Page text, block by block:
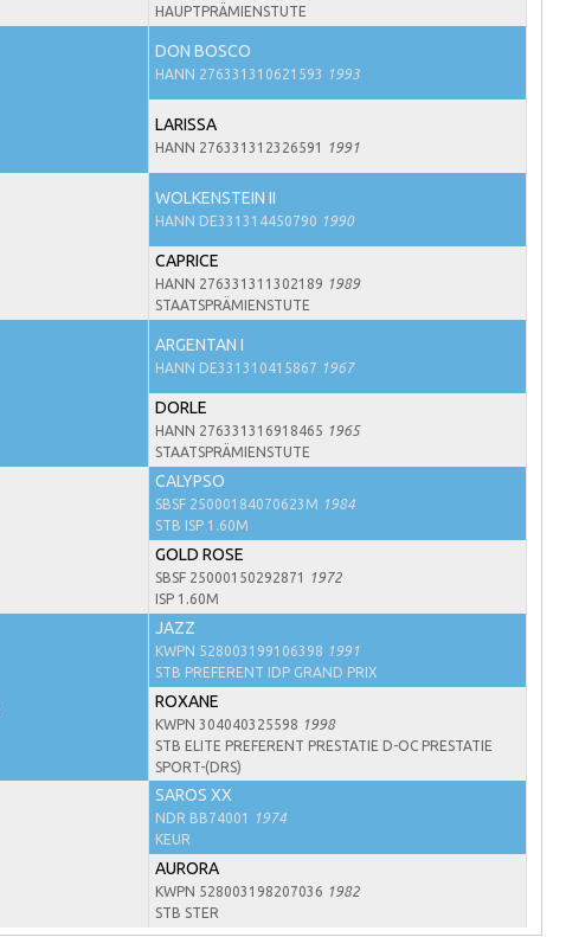
HAUPTPRÄMIENSTUTE
DON BOSCO
HANN 276331310621593 1993
LARISSA
HANN 276331312326591 1991
WOLKENSTEIN II
HANN DE331314450790 1990
CAPRICE
HANN 276331311302189 1989
STAATSPRÄMIENSTUTE
ARGENTAN I
HANN DE331310415867 1967
DORLE
HANN 276331316918465 1965
STAATSPRÄMIENSTUTE
CALYPSO
SBSF 25000184070623M 1984
STB ISP 1.60M
GOLD ROSE
SBSF 25000150292871
1972
ISP 1.60M
JAZZ
KWPN 528003199106398 1991
STB PREFERENT IDP GRAND PRIX
ROXANE
KWPN 304040325598 1998
STB ELITE PREFERENT PRESTATIE D-OC PRESTATIE
SPORT-(DRS)
SAROS XX
NDR BB74001
1974
KEUR
AURORA
KWPN 528003198207036 1982
STB STER